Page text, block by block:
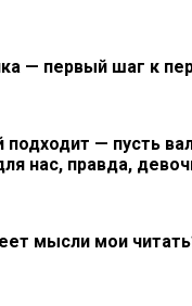
— первый шаг к
подходит — пусть
нас, правда,
мысли мои